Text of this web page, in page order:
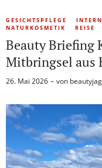
GESICHTSPFLEGE
NATURKOSMETIK
REISE
Beauty Briefing
Mitbringsel aus
26. Mai 2026 von